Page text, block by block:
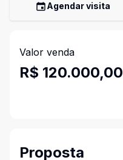
Agendar visita
Valor venda
R$ 120.000,00
Proposta